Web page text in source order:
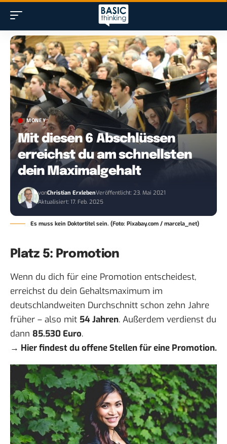
MONEY
Mit diesen 6 Abschlüssen
erreichst du am schnellsten
dein Maximalgehalt
vonChristian ErxlebenVeröffentlicht: 23. Mai 2021
Aktualisiert: 17. Feb. 2025
Es muss kein Doktortitel sein. (Foto: Pixabay.com / marcela_net)
Platz 5: Promotion
Wenn du dich für eine Promotion entscheidest,
erreichst du dein Gehaltsmaximum im
deutschlandweiten Durchschnitt schon zehn Jahre
früher – also mit 54 Jahren. Außerdem verdienst du
dann 85.530 Euro.
→ Hier findest du offene Stellen für eine Promotion.